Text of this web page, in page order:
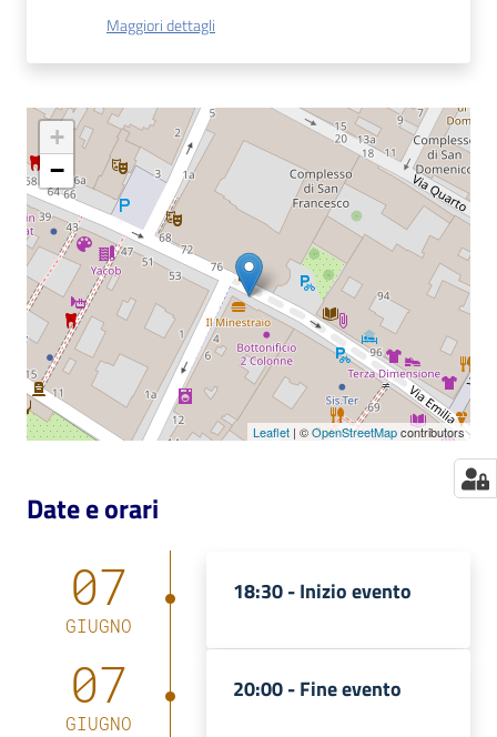
Chiedi al
bibliotecario
Avvisi
Orari
Maggiori dettagli
+
−
Leaflet | ©OpenStreetMapcontributors
Date e orari
07
GIUGNO
18:30 -Inizio evento
07
GIUGNO
20:00 -Fine evento